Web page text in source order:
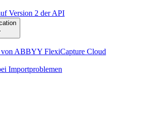
Version 2 der API
von ABBYY FlexiCapture Cloud
Importproblemen